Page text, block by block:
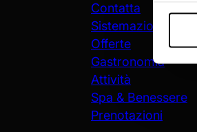
Contatta
Sistemazione
Offerte
Gastronomia
Attività
Spa & Benessere
Prenotazioni